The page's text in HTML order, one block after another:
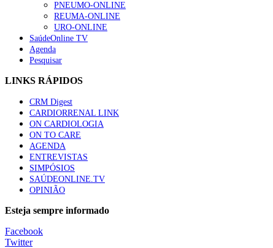
PNEUMO-ONLINE
REUMA-ONLINE
URO-ONLINE
SaúdeOnline TV
Agenda
Pesquisar
LINKS RÁPIDOS
CRM Digest
CARDIORRENAL LINK
ON CARDIOLOGIA
ON TO CARE
AGENDA
ENTREVISTAS
SIMPÓSIOS
SAÚDEONLINE.TV
OPINIÃO
Esteja sempre informado
Facebook
Twitter